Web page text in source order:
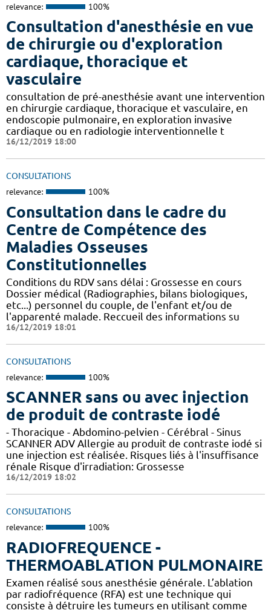
relevance: 100%
Consultation d'anesthésie en vue
de chirurgie ou d'exploration
cardiaque, thoracique et
vasculaire
consultation de pré-anesthésie avant une intervention
en chirurgie cardiaque, thoracique et vasculaire, en
endoscopie pulmonaire, en exploration invasive
cardiaque ou en radiologie interventionnelle t
16/12/2019 18:00
CONSULTATIONS
relevance: 100%
Consultation dans le cadre du
Centre de Compétence des
Maladies Osseuses
Constitutionnelles
Conditions du RDV sans délai : Grossesse en cours
Dossier médical (Radiographies, bilans biologiques,
etc...) personnel du couple, de l'enfant et/ou de
l'apparenté malade. Reccueil des informations su
16/12/2019 18:01
CONSULTATIONS
relevance: 100%
SCANNER sans ou avec injection
de produit de contraste iodé
- Thoracique - Abdomino-pelvien - Cérébral - Sinus
SCANNER ADV Allergie au produit de contraste iodé si
une injection est réalisée. Risques liés à l'insuffisance
rénale Risque d'irradiation: Grossesse
16/12/2019 18:02
CONSULTATIONS
relevance: 100%
RADIOFREQUENCE -
THERMOABLATION PULMONAIRE
Examen réalisé sous anesthésie générale. L’ablation
par radiofréquence (RFA) est une technique qui
consiste à détruire les tumeurs en utilisant comme